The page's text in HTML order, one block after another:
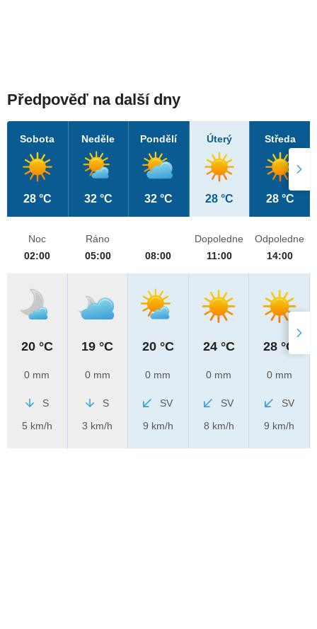
Předpověď na další dny
Sobota
28 °C
Neděle
32 °C
Pondělí
32 °C
Úterý
28 °C
Středa
28 °C
Noc
02:00
20 °C
0 mm
S
5 km/h
Ráno
05:00
19 °C
0 mm
S
3 km/h
08:00
20 °C
0 mm
SV
9 km/h
Dopoledne
11:00
24 °C
0 mm
SV
8 km/h
Odpoledne
14:00
28 °C
0 mm
SV
9 km/h